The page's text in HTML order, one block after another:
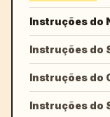
Instruções do
Instruções do
Instruções do
Instruções do